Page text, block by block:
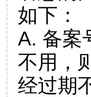
如下：
A. 备案
不用，
经过期